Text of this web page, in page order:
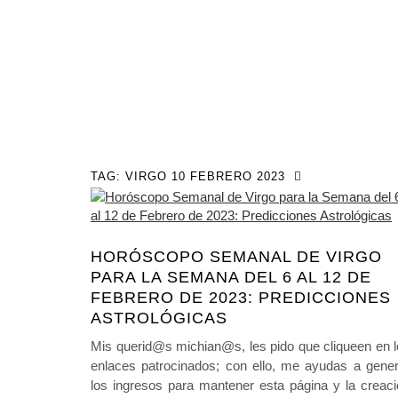
TAG: VIRGO 10 FEBRERO 2023
HORÓSCOPO SEMANAL DE VIRGO
PARA LA SEMANA DEL 6 AL 12 DE
FEBRERO DE 2023: PREDICCIONES
ASTROLÓGICAS
Mis querid@s michian@s, les pido que cliqueen en
enlaces patrocinados; con ello, me ayudas a
los ingresos para mantener esta página y la